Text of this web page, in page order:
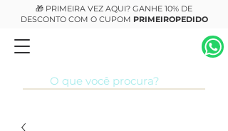
🎁 PRIMEIRA VEZ AQUI? GANHE 10% DE
DESCONTO COM O CUPOM PRIMEIROPEDIDO